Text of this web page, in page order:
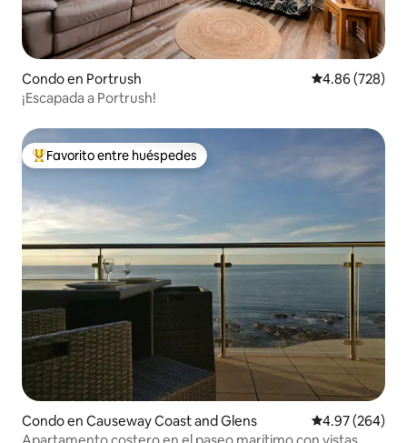
Condo en Portrush Calificación
4.86 (728)
¡Escapada a Portrush!
Favorito entre huéspedes preferido
Favorito entre huéspedes
Condo en Causeway Coast and Glens Calificación
4.97 (264)
Apartamento costero en el paseo marítimo con vistas